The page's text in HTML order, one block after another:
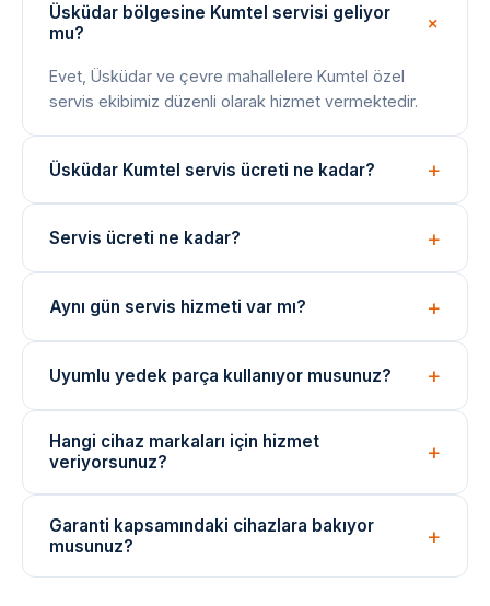
Üsküdar bölgesine Kumtel servisi geliyor
mu?
Evet, Üsküdar ve çevre mahallelere Kumtel özel
servis ekibimiz düzenli olarak hizmet vermektedir.
Üsküdar Kumtel servis ücreti ne kadar?
göre değişir; işlem öncesi net fiyat bilgisi paylaşılır.
Servis ücreti ne kadar?
ve değişen parçaya göre belirlenir. İşlem öncesi fiyat
Aynı gün servis hizmeti var mı?
ekibimizi yönlendirebiliyoruz. Acil durumlar için çağrı
Uyumlu yedek parça kullanıyor musunuz?
yedek parçalar kullanılmaktadır. Parça değişimlerinde
garanti verilir.
Hangi cihaz markaları için hizmet
veriyorsunuz?
daha birçok marka cihazı için bağımsız teknik servis
hizmeti sunuyoruz.
Garanti kapsamındaki cihazlara bakıyor
musunuz?